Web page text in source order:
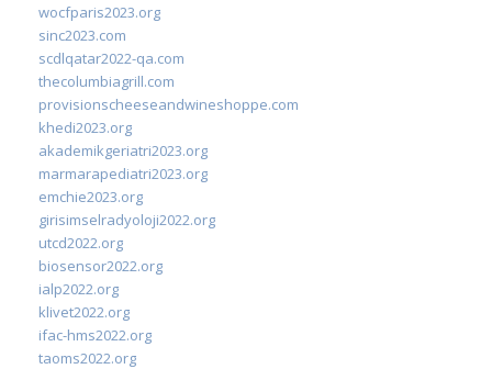
wocfparis2023.org
sinc2023.com
scdlqatar2022-qa.com
thecolumbiagrill.com
provisionscheeseandwineshoppe.com
khedi2023.org
akademikgeriatri2023.org
marmarapediatri2023.org
emchie2023.org
girisimselradyoloji2022.org
utcd2022.org
biosensor2022.org
ialp2022.org
klivet2022.org
ifac-hms2022.org
taoms2022.org